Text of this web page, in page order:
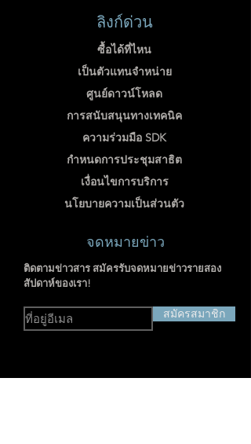
ลิงก์ด่วน
ซื้อได้ที่ไหน
เป็นตัวแทนจำหน่าย
ศูนย์ดาวน์โหลด
การสนับสนุนทางเทคนิค
ความร่วมมือ SDK
กำหนดการประชุมสาธิต
เงื่อนไขการบริการ
นโยบายความเป็นส่วนตัว
จดหมายข่าว
ติดตามข่าวสาร สมัครรับจดหมายข่าวรายสอง
สัปดาห์ของเรา!
สมัครสมาชิก